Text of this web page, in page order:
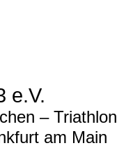
e.V.
– Triathlon
am Main